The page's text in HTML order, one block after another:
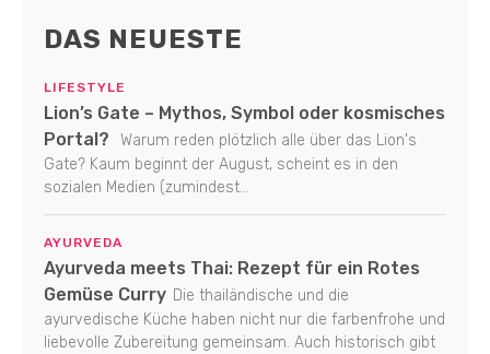
DAS NEUESTE
LIFESTYLE
Lion’s Gate – Mythos, Symbol oder kosmisches
Portal?
Warum reden plötzlich alle über das Lion's
Gate? Kaum beginnt der August, scheint es in den
sozialen Medien (zumindest...
AYURVEDA
Ayurveda meets Thai: Rezept für ein Rotes
Gemüse Curry Die thailändische und die
ayurvedische Küche haben nicht nur die farbenfrohe und
liebevolle Zubereitung gemeinsam. Auch historisch gibt